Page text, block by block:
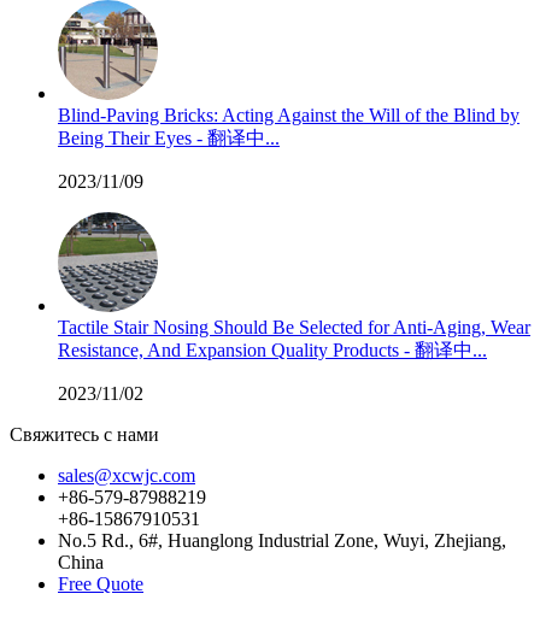
Blind-Paving Bricks: Acting Against the Will of the Blind by
Being Their Eyes - 翻译中...
2023/11/09
Tactile Stair Nosing Should Be Selected for Anti-Aging, Wear
Resistance, And Expansion Quality Products - 翻译中...
2023/11/02
Свяжитесь с нами
sales@xcwjc.com
+86-579-87988219
+86-15867910531
No.5 Rd., 6#, Huanglong Industrial Zone, Wuyi, Zhejiang,
China
Free Quote